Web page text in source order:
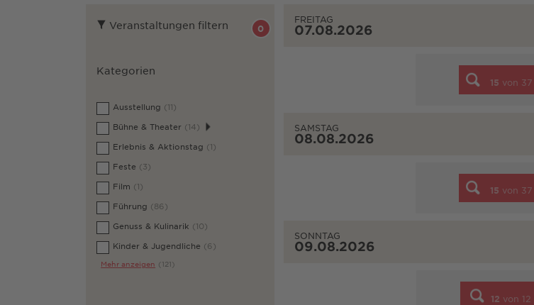
Veranstaltungen filtern 0
Kategorien
Ausstellung (11)
Bühne & Theater (14)
Erlebnis & Aktionstag (1)
Feste (3)
Film (1)
Führung (86)
Genuss & Kulinarik (10)
Kinder & Jugendliche (6)
Mehr anzeigen (121)
FREITAG
07.08.2026
15 von 37
SAMSTAG
08.08.2026
15 von 37
SONNTAG
09.08.2026
12 von 12